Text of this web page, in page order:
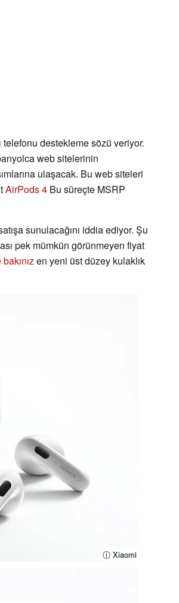
destekleme sözü veriyor.
web sitelerinin
ulaşacak. Bu web siteleri
AirPods 4 Bu süreçte MSRP
sunulacağını iddia ediyor. Şu
pek mümkün görünmeyen fiyat
en yeni üst düzey kulaklık
ⓘ Xiaomi